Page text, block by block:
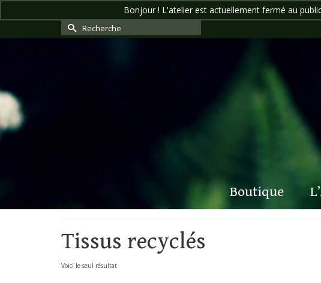
Bonjour ! L'atelier est actuellement fermé au
Rechercher :
Boutique
Tissus recyclés
Voici le seul résultat